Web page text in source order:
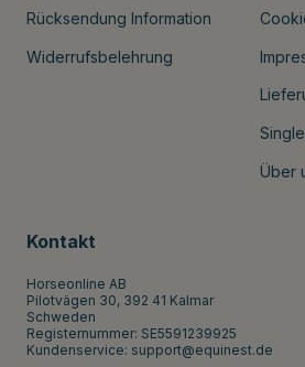
Rücksendung Information
Widerrufsbelehrung
Über
Kontakt
Horseonline AB
Pilotvägen 30, 392 41 Kalmar
Schweden
Registernummer: SE5591239925
Kundenservice: support@equinest.de